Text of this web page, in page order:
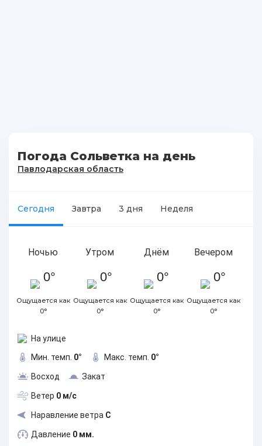
Погода Сольветка на день
Павлодарская область
Сегодня Завтра 3 дня Неделя
Ночью
0°
Ощущается как
0°
Утром
0°
Ощущается как
0°
Днём
0°
Ощущается как
0°
Вечером
0°
Ощущается как
0°
На улице
Мин. темп. 0° Макс. темп. 0°
Восход Закат
Ветер 0 м/с
Наравление ветра С
Давление 0 мм.